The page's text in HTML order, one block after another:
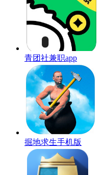
青团社兼职app
掘地求生手机版